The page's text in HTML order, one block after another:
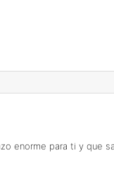
enorme para ti y